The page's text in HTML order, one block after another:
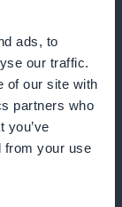
ads, to
our traffic.
of our site with
partners who
you’ve
from your use